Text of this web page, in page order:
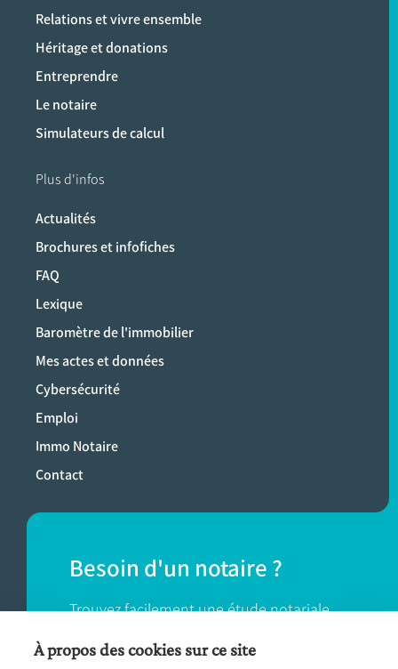
Relations et vivre ensemble
Héritage et donations
Entreprendre
Le notaire
Simulateurs de calcul
Plus d'infos
Actualités
Brochures et infofiches
FAQ
Lexique
Baromètre de l'immobilier
Mes actes et données
Cybersécurité
Emploi
Immo Notaire
Contact
Besoin d'un notaire ?
Trouvez facilement une étude notariale
près de chez vous.
À propos des cookies sur ce site